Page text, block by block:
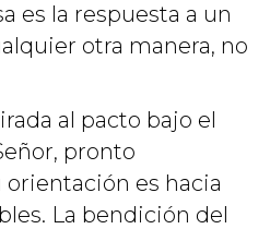
es la respuesta a un
otra manera, no
al pacto bajo el
pronto
es hacia
La bendición del